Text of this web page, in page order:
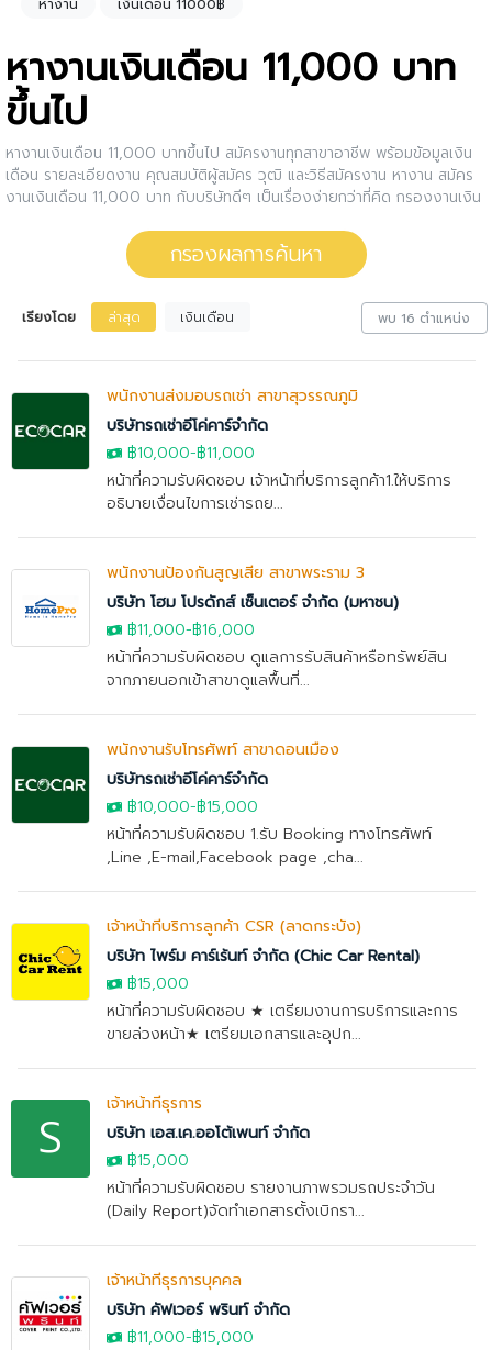
หางาน เงินเดือน 11000฿
หางานเงินเดือน 11,000 บาท
ขึ้นไป
หางานเงินเดือน 11,000 บาทขึ้นไป สมัครงานทุกสาขาอาชีพ พร้อมข้อมูลเงิน
เดือน รายละเอียดงาน คุณสมบัติผู้สมัคร วุฒิ และวิธีสมัครงาน หางาน สมัคร
งานเงินเดือน 11,000 บาท กับบริษัทดีๆ เป็นเรื่องง่ายกว่าที่คิด กรองงานเงิน
ตำแหน่งงานนั้นๆได้เลย หรือคุณสามารถปรับการกรองผลการค้นหาได้อีกด้วย
กรองผลการค้นหา
เรียงโดย ล่าสุด เงินเดือน พบ 16 ตำแหน่ง
พนักงานส่งมอบรถเช่า สาขาสุวรรณภูมิ
บริษัทรถเช่าอีโค่คาร์จำกัด
฿10,000-฿11,000
หน้าที่ความรับผิดชอบ เจ้าหน้าที่บริการลูกค้า1.ให้บริการ
อธิบายเงื่อนไขการเช่ารถย...
พนักงานป้องกันสูญเสีย สาขาพระราม 3
บริษัท โฮม โปรดักส์ เซ็นเตอร์ จำกัด (มหาชน)
฿11,000-฿16,000
หน้าที่ความรับผิดชอบ ดูแลการรับสินค้าหรือทรัพย์สิน
จากภายนอกเข้าสาขาดูแลพื้นที่...
พนักงานรับโทรศัพท์ สาขาดอนเมือง
บริษัทรถเช่าอีโค่คาร์จำกัด
฿10,000-฿15,000
หน้าที่ความรับผิดชอบ 1.รับ Booking ทางโทรศัพท์
,Line ,E-mail,Facebook page ,cha...
เจ้าหน้าที่บริการลูกค้า CSR (ลาดกระบัง)
บริษัท ไพร์ม คาร์เร้นท์ จำกัด (Chic Car Rental)
฿15,000
หน้าที่ความรับผิดชอบ ★ เตรียมงานการบริการและการ
ขายล่วงหน้า★ เตรียมเอกสารและอุปก...
S
เจ้าหน้าที่ธุรการ
บริษัท เอส.เค.ออโต้เพนท์ จำกัด
฿15,000
หน้าที่ความรับผิดชอบ รายงานภาพรวมรถประจำวัน
(Daily Report)จัดทำเอกสารตั้งเบิกรา...
เจ้าหน้าที่ธุรการบุคคล
บริษัท คัฟเวอร์ พรินท์ จำกัด
฿11,000-฿15,000